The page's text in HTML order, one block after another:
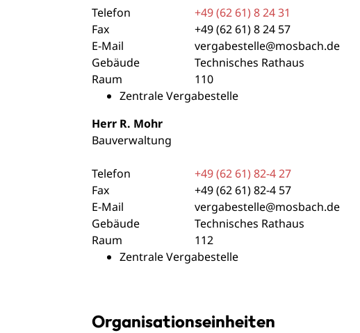
Telefon +49 (62 61) 82431
Fax
+49 (6261) 824 57
E-Mail
vergabestelle@mosbach.de
Gebäude
Technisches Rathaus
Raum
110
Zentrale Vergabestelle
Herr R. Mohr
Bauverwaltung
Telefon +49 (62 61) 82-427
Fax
+49 (6261) 82-4 57
E-Mail
vergabestelle@mosbach.de
Gebäude
Technisches Rathaus
Raum
112
Zentrale Vergabestelle
Organisationseinheiten